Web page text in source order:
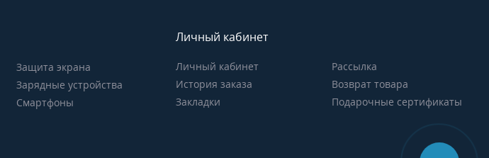
Защита экрана
Зарядные устройства
Смартфоны
Личный кабинет
Личный кабинет
История заказа
Закладки
Рассылка
Возврат товара
Подарочные сертификаты